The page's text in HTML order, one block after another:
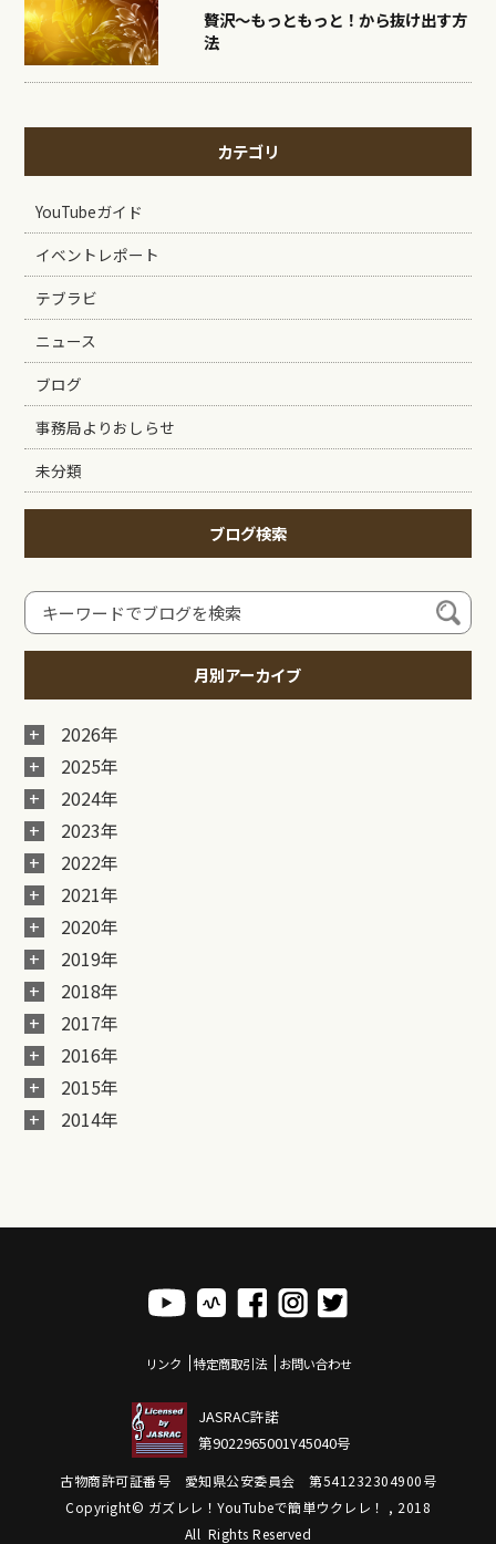
贅沢〜もっともっと！から抜け出す方
法
カテゴリ
YouTubeガイド
イベントレポート
テブラビ
ニュース
ブログ
事務局よりおしらせ
未分類
ブログ検索
月別アーカイブ
2026年
2025年
2024年
2023年
2022年
2021年
2020年
2019年
2018年
2017年
2016年
2015年
2014年
リンク 特定商取引法 お問い合わせ
JASRAC許諾
第9022965001Y45040号
古物商許可証番号 愛知県公安委員会 第541232304900号
Copyright© ガズレレ！YouTubeで簡単ウクレレ！ , 2018
All Rights Reserved